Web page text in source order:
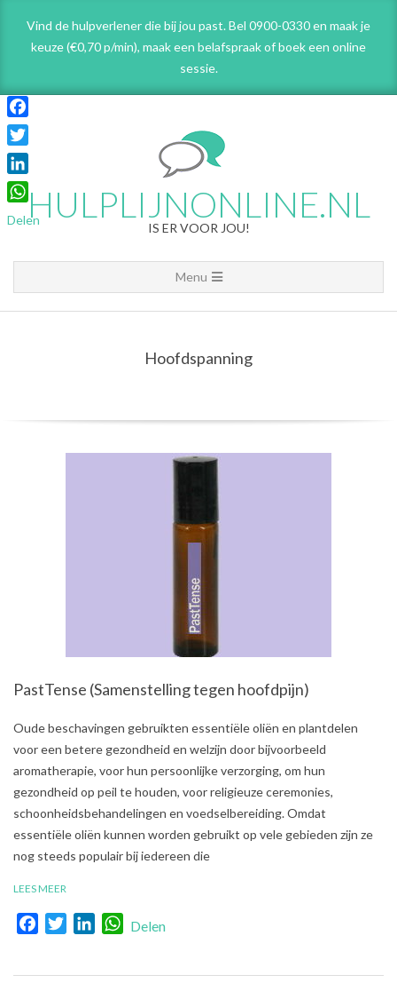
content
Vind de hulpverlener die bij jou past. Bel 0900-0330 en maak je
keuze (€0,70 p/min), maak een belafspraakof boek een online
sessie.
HULPLIJNONLINE.NL
IS ER VOOR JOU!
Navigation
Menu
Menu
Hoofdspanning
PastTense (Samenstelling tegen hoofdpijn)
2021-
Oude beschavingen gebruikten essentiële oliën en plantdelen
voor een betere gezondheid en welzijn door bijvoorbeeld
aromatherapie, voor hun persoonlijke verzorging, om hun
gezondheid op peil te houden, voor religieuze ceremonies,
schoonheidsbehandelingen en voedselbereiding. Omdat
essentiële oliën kunnen worden gebruikt op vele gebieden zijn ze
nog steeds populair bij iedereen die
LEES MEER
FacebookTwitterLinkedInWhatsApp
Delen
Facebook
Twitter
LinkedIn
WhatsApp
Delen